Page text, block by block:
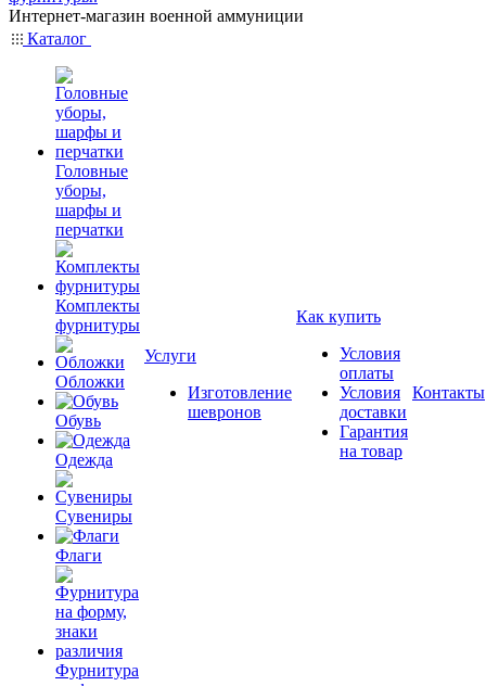
Интернет-магазин военной аммуниции
Каталог
Головные
уборы,
шарфы и
перчатки
Комплекты
фурнитуры
Обложки
Обувь
Одежда
Сувениры
Флаги
Фурнитура
Услуги
Изготовление
шевронов
Как купить
Условия
оплаты
Условия
доставки
Гарантия
на товар
Контакты